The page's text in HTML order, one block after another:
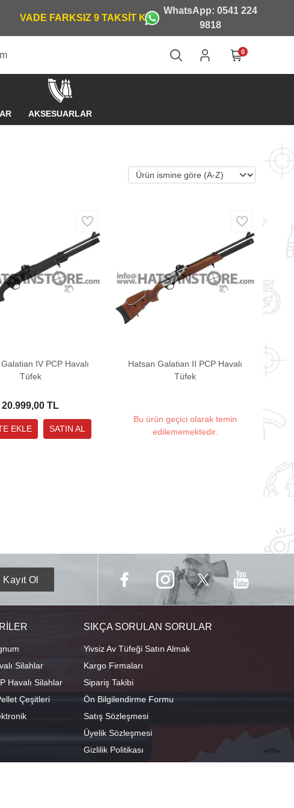
WhatsApp: 0541 224
9818
0
AKSESUARLAR
IV PCP Havalı
Tüfek
20.999,00 TL
Hatsan Galatian II PCP Havalı
Tüfek
Bu ürün geçici olarak temin
edilememektedir.
Silahlar
Havalı Silahlar
Çeşitleri
SIKÇA SORULAN SORULAR
Yivsiz Av Tüfeği Satın Almak
Kargo Firmaları
Sipariş Takibi
Ön Bilgilendirme Formu
Satış Sözleşmesi
Üyelik Sözleşmesi
Gizlilik Politikası